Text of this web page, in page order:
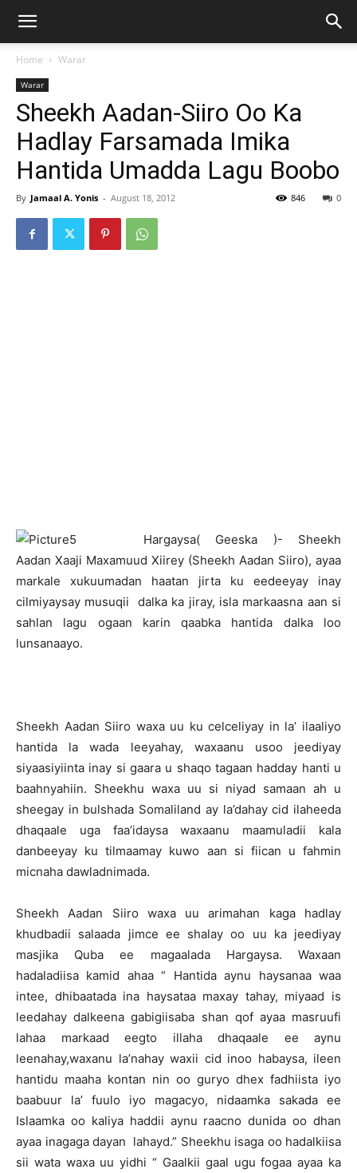
Home Warar
Warar
Sheekh Aadan-Siiro Oo Ka
Hadlay Farsamada Imika
Hantida Umadda Lagu Boobo
By Jamaal A. Yonis - August 18, 2012 0
846
Hargaysa( Geeska )- Sheekh
Aadan Xaaji Maxamuud Xiirey (Sheekh Aadan Siiro), ayaa
markale xukuumadan haatan jirta ku eedeeyay inay
cilmiyaysay musuqii dalka ka jiray, isla markaasna aan si
sahlan lagu ogaan karin qaabka hantida dalka loo
lunsanaayo.
Sheekh Aadan Siiro waxa uu ku celceliyay in la’ ilaaliyo
hantida la wada leeyahay, waxaanu usoo jeediyay
siyaasiyiinta inay si gaara u shaqo tagaan hadday hanti u
baahnyahiin. Sheekhu waxa uu si niyad samaan ah u
sheegay in bulshada Somaliland ay la’dahay cid ilaheeda
dhaqaale uga faa’idaysa waxaanu maamuladii kala
danbeeyay ku tilmaamay kuwo aan si fiican u fahmin
micnaha dawladnimada.
Sheekh Aadan Siiro waxa uu arimahan kaga hadlay
khudbadii salaada jimce ee shalay oo uu ka jeediyay
masjika Quba ee magaalada Hargaysa. Waxaan
hadaladiisa kamid ahaa “ Hantida aynu haysanaa waa
intee, dhibaatada ina haysataa maxay tahay, miyaad is
leedahay dalkeena gabigiisaba shan qof ayaa masruufi
lahaa markaad eegto illaha dhaqaale ee aynu
leenahay,waxanu la’nahay waxii cid inoo habaysa, ileen
hantidu maaha kontan nin oo guryo dhex fadhiista iyo
baabuur la’ fuulo iyo magacyo, nidaamka sakada ee
Islaamka oo kaliya haddii aynu raacno dunida oo dhan
ayaa inagaga dayan lahayd.” Sheekhu isaga oo hadalkiisa
sii wata waxa uu yidhi “ Gaalkii gaal ugu fogaa ayaa ka